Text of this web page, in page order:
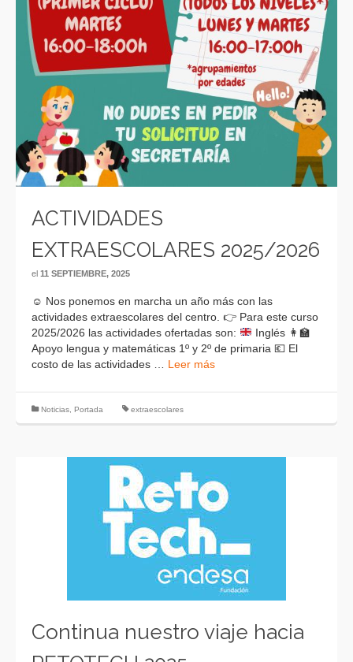
ACTIVIDADES
EXTRAESCOLARES 2025/2026
el 11 SEPTIEMBRE, 2025
☺ Nos ponemos en marcha un año más con las
actividades extraescolares del centro. 👉 Para este curso
2025/2026 las actividades ofertadas son:
Inglés 👩‍🏫
Apoyo lengua y matemáticas 1º y 2º de primaria 💶 El
costo de las actividades … Leer más
Noticias Portada extraescolares
Continua nuestro viaje hacia